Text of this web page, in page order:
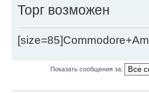
Торг возможен
Показать сообщения за: